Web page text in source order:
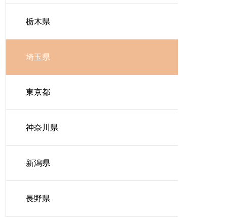
栃木県
埼玉県
東京都
神奈川県
新潟県
長野県